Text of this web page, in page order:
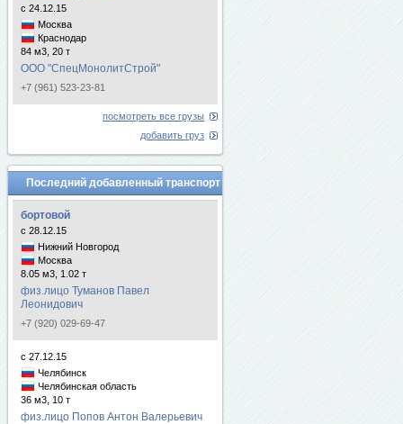
с 24.12.15
Москва
Краснодар
84 м3, 20 т
ООО "СпецМонолитСтрой"
+7 (961) 523-23-81
посмотреть все грузы
добавить груз
Последний добавленный транспорт
бортовой
с 28.12.15
Нижний Новгород
Москва
8.05 м3, 1.02 т
физ.лицо Туманов Павел
Леонидович
+7 (920) 029-69-47
с 27.12.15
Челябинск
Челябинская область
36 м3, 10 т
физ.лицо Попов Антон Валерьевич